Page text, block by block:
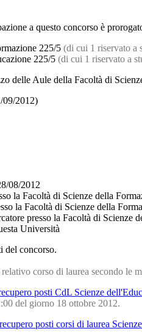
a questo concorso è
225/5 (di cui 1 riservato a
225/5 (di cui 1 riservato a
delle Aule della Facoltà di
09/2012)
08/2012
la Facoltà di Scienze della
la Facoltà di Scienze della
presso la Facoltà di Scienze
Università
del concorso.
corso di laurea secondo le
posti CdL Scienze
del giorno 18 ottobre 2012.
posti corsi di laurea